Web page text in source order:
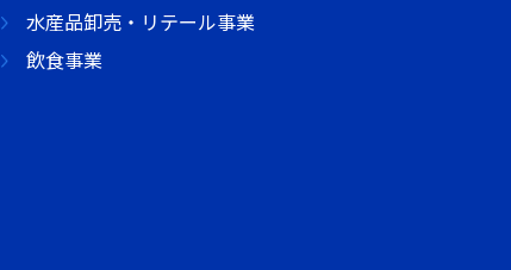
水産品卸売・リテール事業
飲食事業